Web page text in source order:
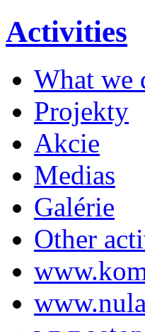
Activities
What we
Projekty
Akcie
Medias
Galérie
Other